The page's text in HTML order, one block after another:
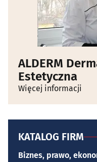
ALDERM
Estetyczna
Więcej informacji
KATALOG FIRM
Biznes, prawo,